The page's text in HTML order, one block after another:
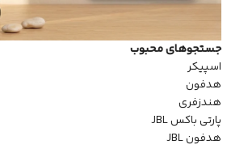
جستجوهای محبوب
اسپیکر
هدفون
هندزفری
پارتی باکس JBL
هدفون JBL